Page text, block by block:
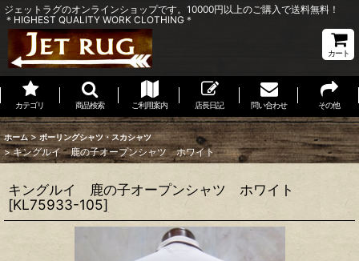
ジェットラグのオンラインショップです。10000円以上のご購入で送料無料！
＊HIGHEST QUALITY WORK CLOTHING＊
カート
カテゴリ 商品検索 ご利用案内 店長日記 問い合わせ その他
ホーム > ボーリングシャツ・スカシャツ
> キングルイ 鹿の子オープンシャツ ホワイト
キングルイ 鹿の子オープンシャツ ホワイト
[KL75933-105]